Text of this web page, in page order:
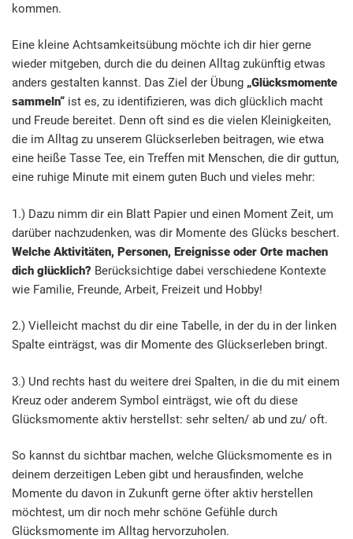
kommen.
Eine kleine Achtsamkeitsübung möchte ich dir hier gerne
wieder mitgeben, durch die du deinen Alltag zukünftig etwas
anders gestalten kannst. Das Ziel der Übung „Glücksmomente
sammeln“ ist es, zu identifizieren, was dich glücklich macht
und Freude bereitet. Denn oft sind es die vielen Kleinigkeiten,
die im Alltag zu unserem Glückserleben beitragen, wie etwa
eine heiße Tasse Tee, ein Treffen mit Menschen, die dir guttun,
eine ruhige Minute mit einem guten Buch und vieles mehr:
1.) Dazu nimm dir ein Blatt Papier und einen Moment Zeit, um
darüber nachzudenken, was dir Momente des Glücks beschert.
Welche Aktivitäten, Personen, Ereignisse oder Orte machen
dich glücklich? Berücksichtige dabei verschiedene Kontexte
wie Familie, Freunde, Arbeit, Freizeit und Hobby!
2.) Vielleicht machst du dir eine Tabelle, in der du in der linken
Spalte einträgst, was dir Momente des Glückserleben bringt.
3.) Und rechts hast du weitere drei Spalten, in die du mit einem
Kreuz oder anderem Symbol einträgst, wie oft du diese
Glücksmomente aktiv herstellst: sehr selten/ ab und zu/ oft.
So kannst du sichtbar machen, welche Glücksmomente es in
deinem derzeitigen Leben gibt und herausfinden, welche
Momente du davon in Zukunft gerne öfter aktiv herstellen
möchtest, um dir noch mehr schöne Gefühle durch
Glücksmomente im Alltag hervorzuholen.